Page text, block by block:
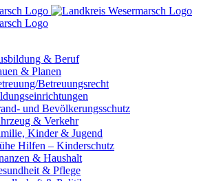
& Beruf
& Planen
Betreuungsrecht
und Bevölkerungsschutz
& Verkehr
Kinder & Jugend
Hilfen – Kinderschutz
& Haushalt
& Pflege